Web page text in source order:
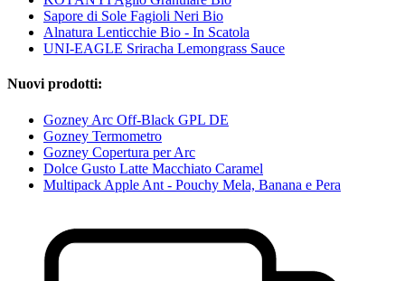
Sapore di Sole Fagioli Neri Bio
Alnatura Lenticchie Bio - In Scatola
UNI-EAGLE Sriracha Lemongrass Sauce
Nuovi prodotti:
Gozney Arc Off-Black GPL DE
Gozney Termometro
Gozney Copertura per Arc
Dolce Gusto Latte Macchiato Caramel
Multipack Apple Ant - Pouchy Mela, Banana e Pera